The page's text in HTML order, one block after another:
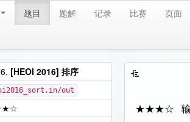
题目 题解 记录 比赛 页面
[HEOI 2016] 排序
out
★★★☆ 输